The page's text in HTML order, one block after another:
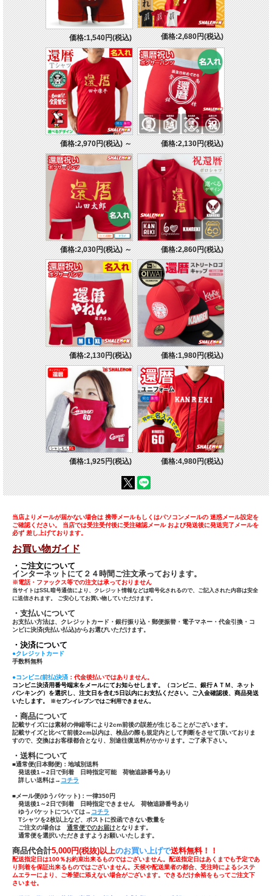
価格:1,540円(税込) 価格:2,680円(税込)
価格:2,970円(税込)～ 価格:2,130円(税込)
価格:2,030円(税込)～ 価格:2,860円(税込)
価格:2,130円(税込) 価格:1,980円(税込)
価格:1,925円(税込) 価格:4,980円(税込)
当店よりメールが届かない場合は 携帯メールもしくはパソコンメールの 迷惑メール設定を
ご確認ください。 当店では受注受付後に受注確認メール および発送後に発送完了メールを
必ず 差し上げております。
お買い物ガイド
・ご注文について
インターネットにて２４時間ご注文承っております。
※電話・ファックス等での注文は承っておりません
当サイトはSSL暗号通信により、クレジット情報などは暗号化されるので、ご記入された内容は安全
に送信されます。 ご安心してお買い物していただけます。
・支払いについて
お支払い方法は、クレジットカード・銀行振り込・郵便振替・電子マネー・代金引換・コ
ンビに決済(先払い払込)からお選びいただけます。
・決済について
●クレジットカード
手数料無料
●コンビニ(前払)決済 ：代金後払いではありません。
コンビニ決済用番号端末をメールにてお知らせします。（コンビニ、銀行ＡＴＭ、ネット
バンキング）を選択し、注文日を含む5日以内にお支払ください。ご入金確認後、商品発送
いたします。
※セブンイレブンではご利用できません。
・商品について
記載サイズには素材の伸縮等により2cm前後の誤差が生じることがございます。
記載サイズと比べて前後2cm以内は、検品の際も規定内として判断をさせて頂いておりま
すので、交換はお客様都合となり、別途往復送料がかかります。ご了承下さい。
・送料について
■通常便(日本郵便)： 地域別送料
発送後1～2日で到着 日時指定可能 荷物追跡番号あり
詳しい送料は→ コチラ
■メール便(ゆうパケット)：一律350円
発送後1～2日で到着 日時指定できません 荷物追跡番号あり
ゆうパケットについては→ コチラ
Tシャツを2枚以上など、ポストに投函できない数量を
ご注文の場合は 通常便でのお届けとなります。
通常便を選択いただきますようお願いいたします。
商品代合計5,000円(税抜)以上のお買い上げで送料無料！！
配送指定日は100％お約束出来るものではございません。配送指定日はあくまでも予定であ
り到着を保証出来るものではございません。天候や配送業者の都合、受注時によるシステ
ムエラーにより、ご希望に添えない場合がございます。できるだけ余裕をもってご注文下
さいませ。